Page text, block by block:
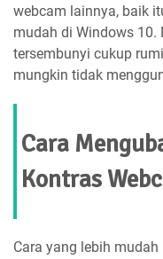
webcam lainnya, baik
mudah di Windows 10.
tersembunyi cukup
mungkin tidak
Cara
Kontras
Cara yang lebih